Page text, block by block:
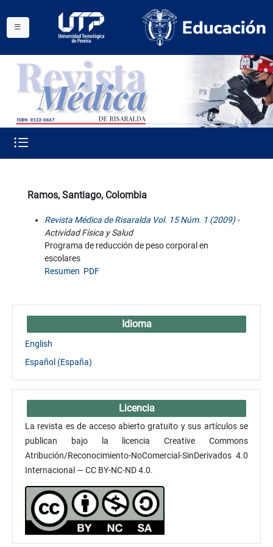
Ramos, Santiago, Colombia
Revista Médica de Risaralda Vol. 15 Núm. 1 (2009)-
Actividad Física y Salud
Programa de reducción de peso corporal en
escolares
Resumen PDF
Idioma
English
Español (España)
Licencia
La revista es de acceso abierto gratuito y sus artículos se
publican bajo la licencia Creative Commons
Atribución/Reconocimiento-NoComercial-SinDerivados 4.0
Internacional — CC BY-NC-ND 4.0.